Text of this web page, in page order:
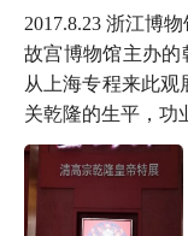
2017.8.23 浙江博
故宫博物馆主办的
从上海专程来此
关乾隆的生平，功